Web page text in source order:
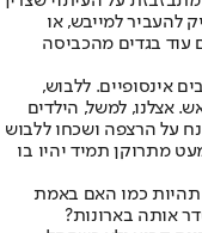
להעביר למייבש, או
עוד בגדים מהכביסה
אינסופיים. ללבוש,
אצלנו, למשל, הילדים
על הרצפה ושכחו ללבוש
מתרוקן תמיד יהיו בו
תהיות כמו האם באמת
אותה בארונות?